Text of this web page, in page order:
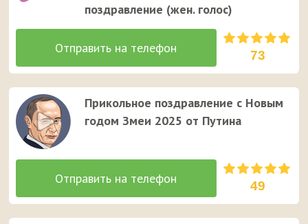
поздравление (жен. голос)
73
Прикольное поздравление с Новым
годом Змеи 2025 от Путина
49